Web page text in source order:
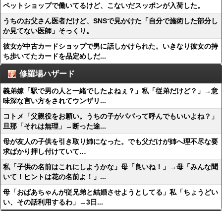
ペットショップで働いてるけど、こないだスッポンが入荷した。
うちのお父さん医者だけど、SNSで見かけた「自分で施術した部分し
か見てない医師」そっくり。
彼女が中古カードショップで男に話しかけられた。いきなり彼女の持
ち歩いてたカードを品定めしだ...
修羅場ハザード
義弟嫁「駅で男の人と一緒でしたよねぇ？」私「従弟だけど？」→意
味深な言い方をされてウンザリ...
コトメ「父親役をお願い。うちの子がパパって呼んでもいいよね？」
旦那「それは無理」→断った途...
母が友人の子供を引き取り姉になった。でも父だけが姉へ理不尽な要
求ばかり押し付けていて…
私「子供の名前はこれにしようかな」母「良いね！」→母「みんな聞
いて！ヒントは花の名前よ！」...
母「おばあちゃんが従兄弟と結婚させようとしてる」私「ちょうどい
い、その話利用するわ」→3日...